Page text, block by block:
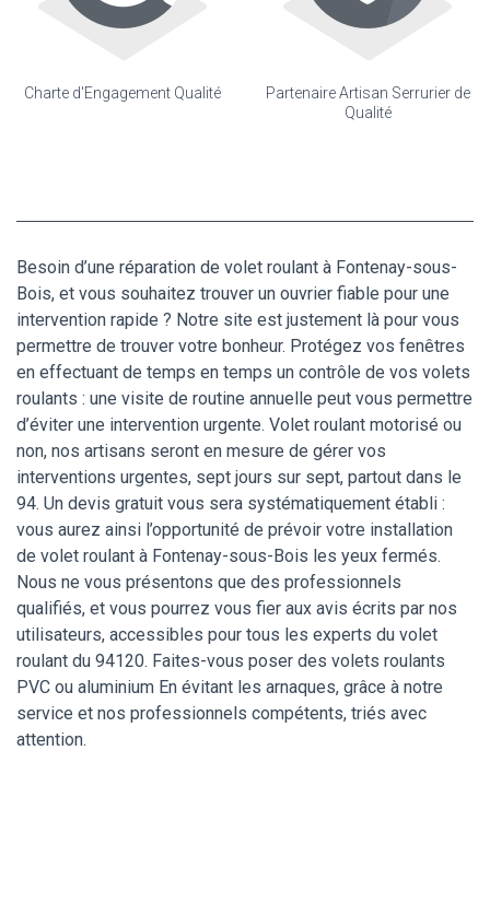
Charte d'Engagement Qualité
Partenaire Artisan Serrurier de
Qualité
Besoin d’une réparation de volet roulant à Fontenay-sous-
Bois, et vous souhaitez trouver un ouvrier fiable pour une
intervention rapide ? Notre site est justement là pour vous
permettre de trouver votre bonheur. Protégez vos fenêtres
en effectuant de temps en temps un contrôle de vos volets
roulants : une visite de routine annuelle peut vous permettre
d’éviter une intervention urgente. Volet roulant motorisé ou
non, nos artisans seront en mesure de gérer vos
interventions urgentes, sept jours sur sept, partout dans le
94. Un devis gratuit vous sera systématiquement établi :
vous aurez ainsi l’opportunité de prévoir votre installation
de volet roulant à Fontenay-sous-Bois les yeux fermés.
Nous ne vous présentons que des professionnels
qualifiés, et vous pourrez vous fier aux avis écrits par nos
utilisateurs, accessibles pour tous les experts du volet
roulant du 94120. Faites-vous poser des volets roulants
PVC ou aluminium En évitant les arnaques, grâce à notre
service et nos professionnels compétents, triés avec
attention.